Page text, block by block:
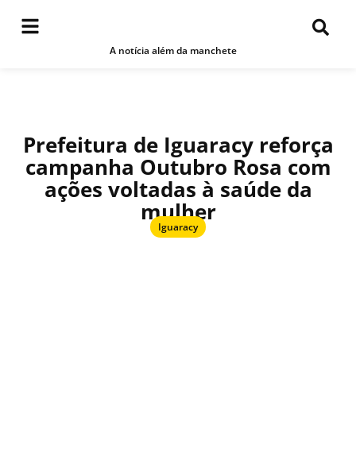
A notícia além da manchete
Prefeitura de Iguaracy reforça
campanha Outubro Rosa com
ações voltadas à saúde da
mulher
Iguaracy